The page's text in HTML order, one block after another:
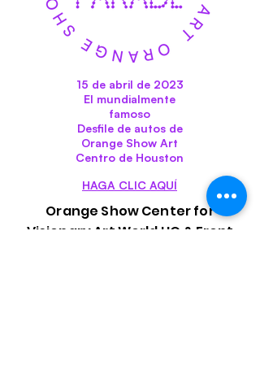
15 de abril de 2023
El mundialmente
famoso
Desfile de autos de
Orange Show Art
Centro de Houston
HAGA CLIC AQUÍ
Orange Show Center for
Visionary Art World HQ & Front